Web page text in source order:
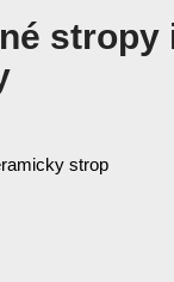
stropy